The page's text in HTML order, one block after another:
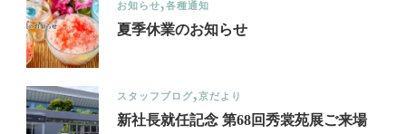
お知らせ 各種通知
夏季休業のお知らせ
スタッフブログ 京だより
新社長就任記念 第68回秀裳苑展ご来場